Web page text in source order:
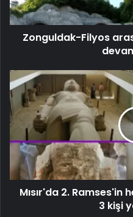
Zonguldak-Filyos
Mısır'da 2. Ramses'in
3 kişi